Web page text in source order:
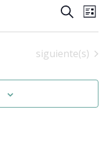
de
y
vistas
Buscar
de
Lista
Eventos
siguiente(s)